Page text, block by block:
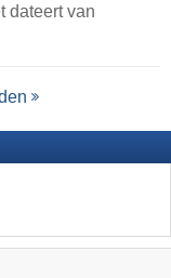
dateert van